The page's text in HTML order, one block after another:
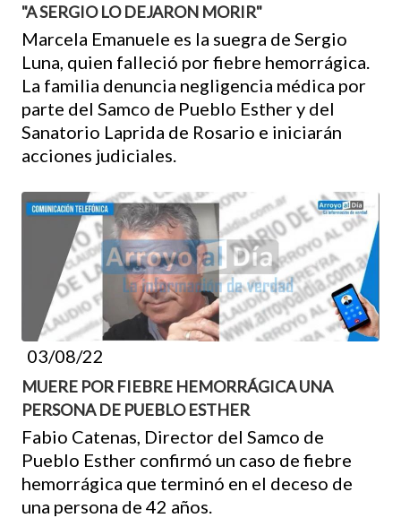
"A SERGIO LO DEJARON MORIR"
Marcela Emanuele es la suegra de Sergio
Luna, quien falleció por fiebre hemorrágica.
La familia denuncia negligencia médica por
parte del Samco de Pueblo Esther y del
Sanatorio Laprida de Rosario e iniciarán
acciones judiciales.
03/08/22
MUERE POR FIEBRE HEMORRÁGICA UNA
PERSONA DE PUEBLO ESTHER
Fabio Catenas, Director del Samco de
Pueblo Esther confirmó un caso de fiebre
hemorrágica que terminó en el deceso de
una persona de 42 años.